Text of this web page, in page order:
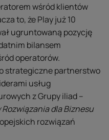
wśród klientów
to, że Play już 10
ugruntowaną pozycję
bilansem
operatorów.
strategiczne partnerstwo
usług
z Grupy iliad –
Rozwiązania dla Biznesu
rozwiązań